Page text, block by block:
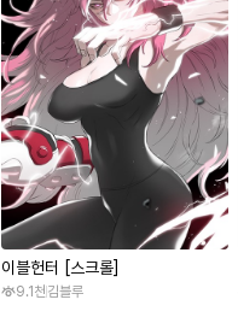
이블헌터 [스크롤]
9.1천 김블루